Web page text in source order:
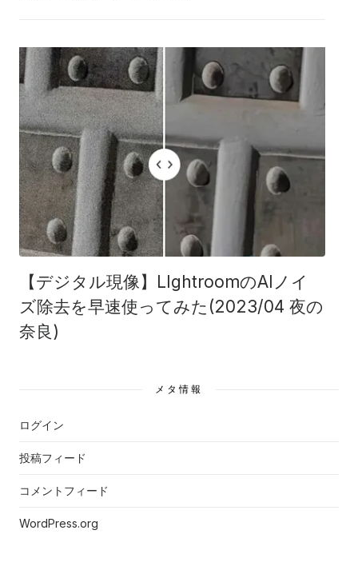
【デジタル現像】LIghtroomのAIノイ
ズ除去を早速使ってみた(2023/04 夜の
奈良)
メタ情報
ログイン
投稿フィード
コメントフィード
WordPress.org